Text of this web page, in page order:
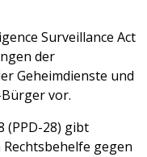
Surveillance Act
der
Geheimdienste und
vor.
(PPD-28) gibt
gegen